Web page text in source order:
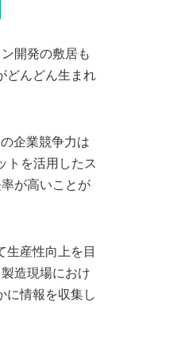
開発の敷居も
どんどん生まれ
企業競争力は
トを活用したス
が高いことが
生産性向上を目
造現場におけ
に情報を収集し